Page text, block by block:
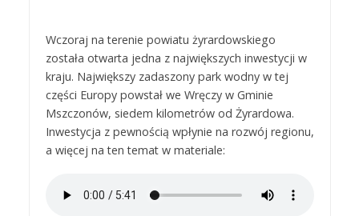
Wczoraj na terenie powiatu żyrardowskiego
została otwarta jedna z największych inwestycji w
kraju. Największy zadaszony park wodny w tej
części Europy powstał we Wręczy w Gminie
Mszczonów, siedem kilometrów od Żyrardowa.
Inwestycja z pewnością wpłynie na rozwój regionu,
a więcej na ten temat w materiale: